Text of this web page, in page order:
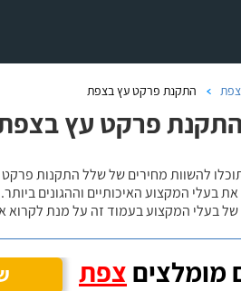
התקנת פרקט עץ בצפת
התקנת פרקט עץ
להשוות מחירים של שלל התקנות
בעלי המקצוע האיכותיים וההגונים
של בעלי המקצוע בעמוד זה על מנת
מומלצים צפת